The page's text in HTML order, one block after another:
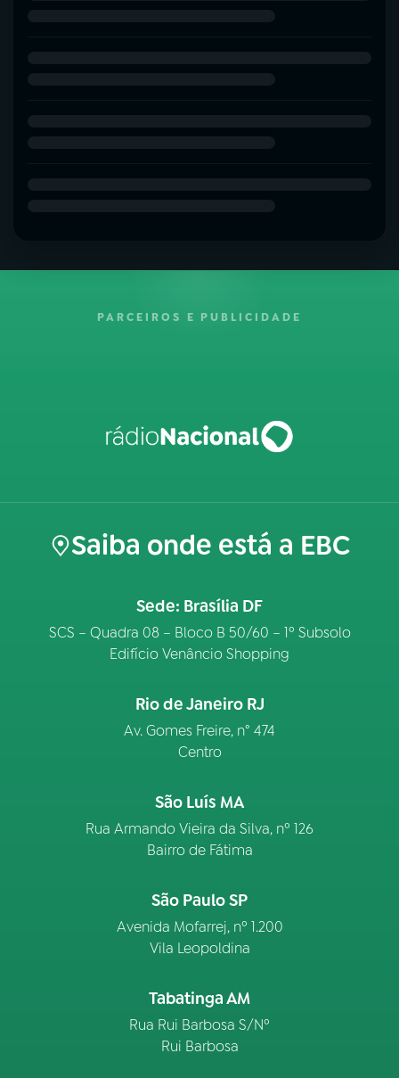
PARCEIROS E PUBLICIDADE
Saiba onde está a EBC
Sede: Brasília DF
SCS – Quadra 08 – Bloco B 50/60 – 1º Subsolo
Edifício Venâncio Shopping
Rio de Janeiro RJ
Av. Gomes Freire, n° 474
Centro
São Luís MA
Rua Armando Vieira da Silva, nº 126
Bairro de Fátima
São Paulo SP
Avenida Mofarrej, nº 1.200
Vila Leopoldina
Tabatinga AM
Rua Rui Barbosa S/Nº
Rui Barbosa